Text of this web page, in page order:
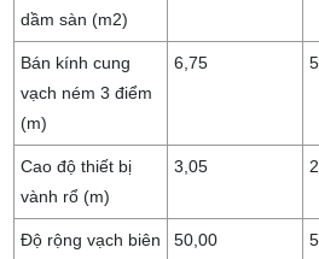
dầm sàn (m2)
Bán kính cung
vạch ném 3 điểm
(m)
6,75
Cao độ thiết bị
vành rổ (m)
3,05
Độ rộng vạch biên
50,00